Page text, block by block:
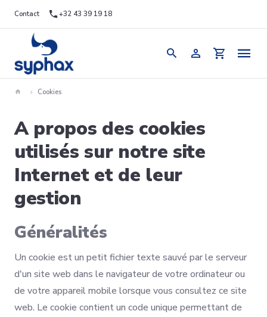
Contact +32 43 39 19 18
Cookies
A propos des cookies
utilisés sur notre site
Internet et de leur
gestion
Généralités
Un cookie est un petit fichier texte sauvé par le serveur
d'un site web dans le navigateur de votre ordinateur ou
de votre appareil mobile lorsque vous consultez ce site
web. Le cookie contient un code unique permettant de